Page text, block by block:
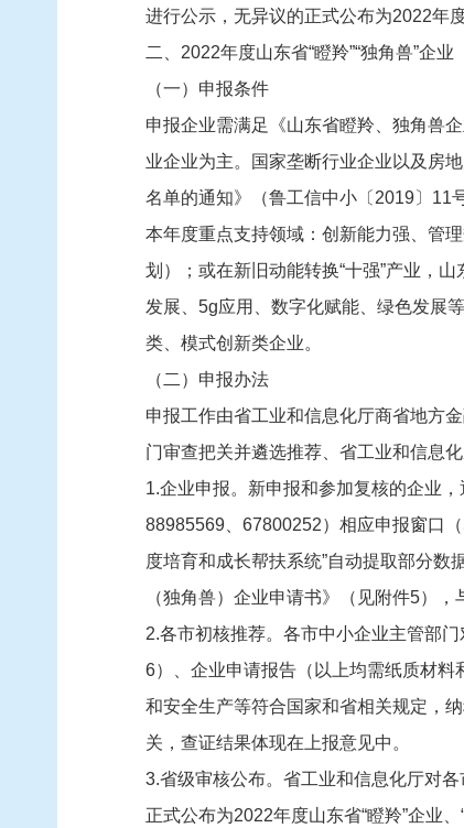
进行公示，无异议的正式公布为2022年
二、2022年度山东省“瞪羚”“独角兽”企业
（一）申报条件
申报企业需满足《山东省瞪羚、独角兽
业企业为主。国家垄断行业企业以及房
名单的通知》（鲁工信中小〔2019〕11
本年度重点支持领域：创新能力强、管
划）；或在新旧动能转换“十强”产业，
发展、5g应用、数字化赋能、绿色发展
类、模式创新类企业。
（二）申报办法
申报工作由省工业和信息化厅商省地方
门审查把关并遴选推荐、省工业和信息
1.企业申报。新申报和参加复核的企业
88985569、67800252）相应申报窗口
度培育和成长帮扶系统”自动提取部分
（独角兽）企业申请书》（见附件5）
2.各市初核推荐。各市中小企业主管部
6）、企业申请报告（以上均需纸质材料
和安全生产等符合国家和省相关规定，
关，查证结果体现在上报意见中。
3.省级审核公布。省工业和信息化厅对
正式公布为2022年度山东省“瞪羚”企业、